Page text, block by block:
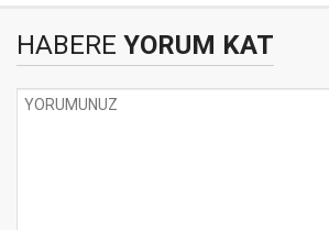
HABERE YORUM KAT